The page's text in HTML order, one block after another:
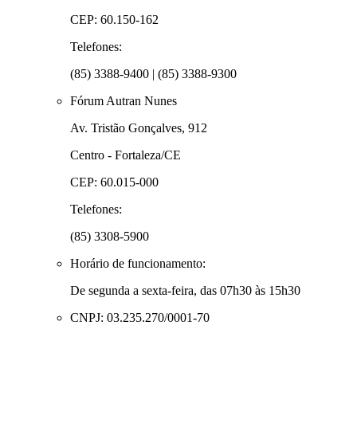
CEP: 60.150-162
Telefones:
(85) 3388-9400 | (85) 3388-9300
Fórum Autran Nunes
Av. Tristão Gonçalves, 912
Centro - Fortaleza/CE
CEP: 60.015-000
Telefones:
(85) 3308-5900
Horário de funcionamento:
De segunda a sexta-feira, das 07h30 às 15h30
CNPJ: 03.235.270/0001-70